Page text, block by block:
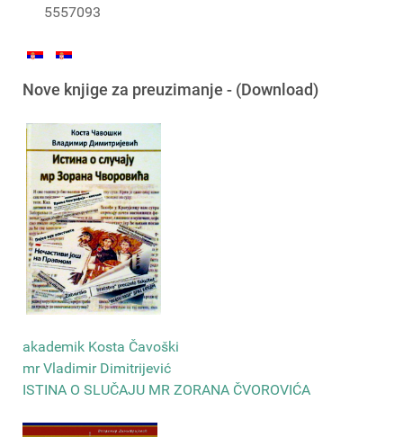
5557093
Nove knjige za preuzimanje - (Download)
akademik Kosta Čavoški
mr Vladimir Dimitrijević
ISTINA O SLUČAJU MR ZORANA ČVOROVIĆA